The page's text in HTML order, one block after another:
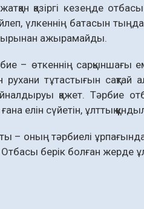
қазіргі кезеңде
үлкеннің батасын
ажырамайды.
– өткеннің сарқыншағы
рухани тұтастығын
қажет. Тәрбие
елін сүйетін, ұлттық
– оның тәрбиелі
берік болған жерде